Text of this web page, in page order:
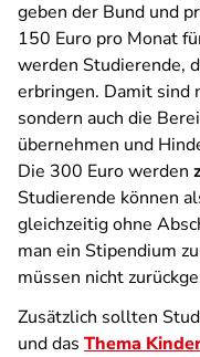
geben der Bund und
150 Euro pro Monat
werden Studierende,
erbringen. Damit sind
sondern auch die
übernehmen und
Die 300 Euro werden
Studierende können
gleichzeitig ohne
man ein Stipendium
müssen nicht
Zusätzlich sollten
und das Thema